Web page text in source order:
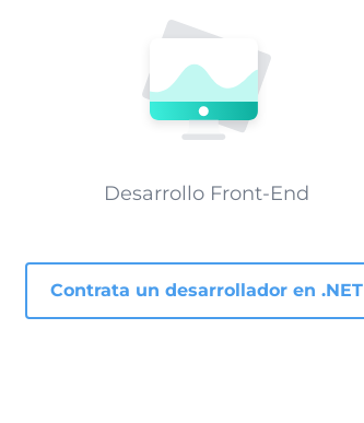
Desarrollo Front-End
Contrata un desarrollador en .NET